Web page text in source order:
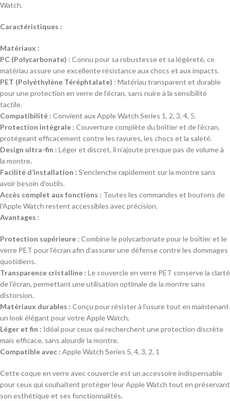
Watch.
Caractéristiques :
Matériaux :
PC (Polycarbonate) : Connu pour sa robustesse et sa légèreté, ce
matériau assure une excellente résistance aux chocs et aux impacts.
PET (Polyéthylène Téréphtalate) : Matériau transparent et durable
pour une protection en verre de l’écran, sans nuire à la sensibilité
tactile.
Compatibilité : Convient aux Apple Watch Series 1, 2, 3, 4, 5.
Protection intégrale : Couverture complète du boîtier et de l’écran,
protégeant efficacement contre les rayures, les chocs et la saleté.
Design ultra-fin : Léger et discret, il n’ajoute presque pas de volume à
la montre.
Facilité d’installation : S’enclenche rapidement sur la montre sans
avoir besoin d’outils.
Accès complet aux fonctions : Toutes les commandes et boutons de
l’Apple Watch restent accessibles avec précision.
Avantages :
Protection supérieure : Combine le polycarbonate pour le boîtier et le
verre PET pour l’écran afin d’assurer une défense contre les dommages
quotidiens.
Transparence cristalline : Le couvercle en verre PET conserve la clarté
de l’écran, permettant une utilisation optimale de la montre sans
distorsion.
Matériaux durables : Conçu pour résister à l’usure tout en maintenant
un look élégant pour votre Apple Watch.
Léger et fin : Idéal pour ceux qui recherchent une protection discrète
mais efficace, sans alourdir la montre.
Compatible avec : Apple Watch Series 5, 4, 3, 2, 1
Cette coque en verre avec couvercle est un accessoire indispensable
pour ceux qui souhaitent protéger leur Apple Watch tout en préservant
son esthétique et ses fonctionnalités.